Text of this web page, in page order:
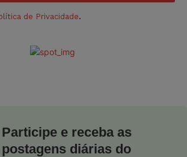
de Privacidade.
Participe e receba as
postagens diárias do